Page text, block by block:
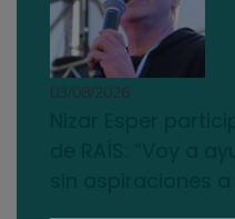
03/08/2026